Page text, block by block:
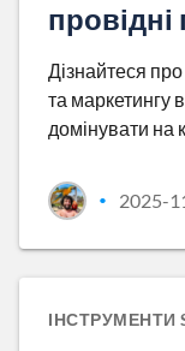
провідні
Дізнайтеся про
та маркетингу
домінувати на
• 2025-
ІНСТРУМЕНТИ